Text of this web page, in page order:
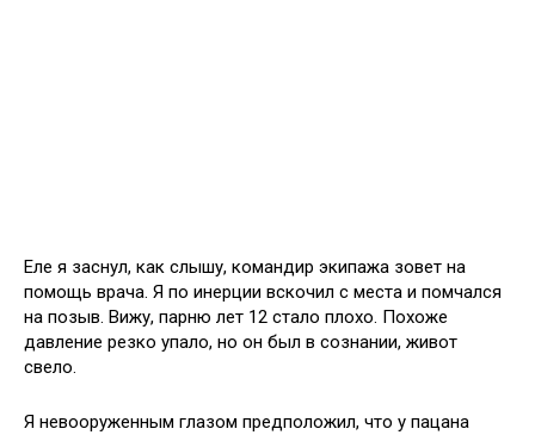
Еле я заснул, как слышу, командир экипажа зовет на
помощь врача. Я по инерции вскочил с места и помчался
на позыв. Вижу, парню лет 12 стало плохо. Похоже
давление резко упало, но он был в сознании, живот
свело.
Я невооруженным глазом предположил, что у пацана